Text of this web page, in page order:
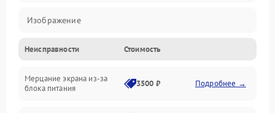
Изображение
Лампа подсветки
Неисправность управления и интерфейсов
Неисправности Стоимость
Мерцание экрана из-за
блока питания
3500 ₽ Подробнее →